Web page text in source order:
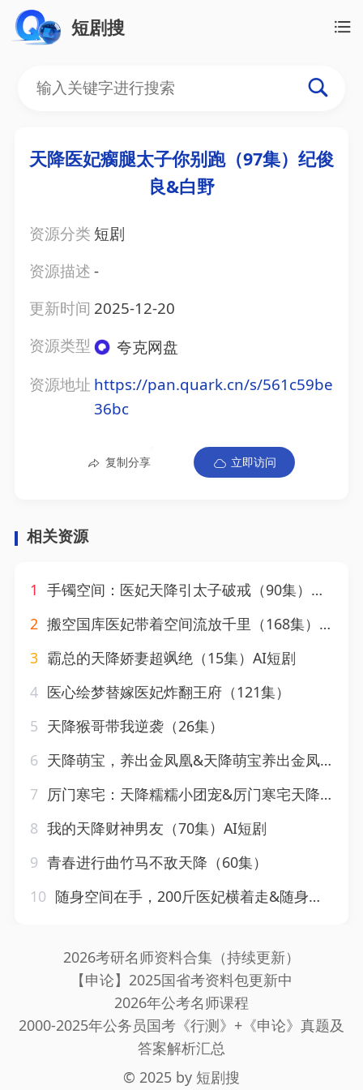
短剧搜
天降医妃瘸腿太子你别跑（97集）纪俊
良&白野
资源分类 短剧
资源描述-
更新时间 2025-12-20
资源类型
夸克网盘
资源地址 https://pan.quark.cn/s/561c59be
36bc
复制分享 立即访问
相关资源
1 手镯空间：医妃天降引太子破戒（90集）陈瑞丰&崔晓曼
2 搬空国库医妃带着空间流放千里（168集）AI短剧
3 霸总的天降娇妻超飒绝（15集）AI短剧
4 医心绘梦替嫁医妃炸翻王府（121集）
5 天降猴哥带我逆袭（26集）
6 天降萌宝，养出金凤凰&天降萌宝养出金凤凰（30集）AI短剧
7 厉门寒宅：天降糯糯小团宠&厉门寒宅天降糯糯小团宠（37集）AI短剧
8 我的天降财神男友（70集）AI短剧
9 青春进行曲竹马不敌天降（60集）
10 随身空间在手，200斤医妃横着走&随身空间在手200斤医妃横着走（65集）AI短剧
2026考研名师资料合集（持续更新）
【申论】2025国省考资料包更新中
2026年公考名师课程
2000-2025年公务员国考《行测》+《申论》真题及
答案解析汇总
© 2025 by 短剧搜